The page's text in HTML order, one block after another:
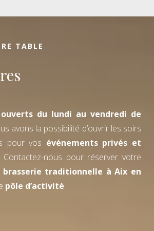
TABLE
du lundi au vendredi de
avons la possibilité d’ouvrir les soirs
pour vos événements privés et
Contactez-nous pour réserver votre
brasserie traditionnelle à Aix en
pôle d’activité.